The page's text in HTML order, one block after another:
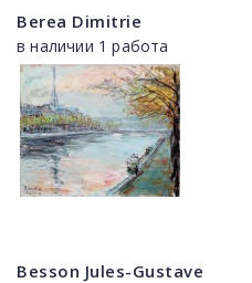
Berea Dimitrie
в наличии 1 работа
Besson Jules-Gustave